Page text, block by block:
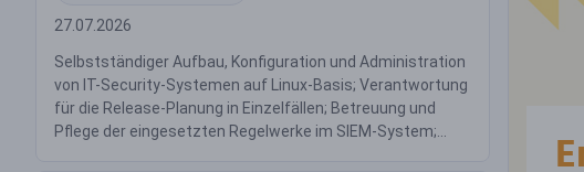
27.07.2026
Selbstständiger Aufbau, Konfiguration und Administration
von IT-Security-Systemen auf Linux-Basis; Verantwortung
für die Release-Planung in Einzelfällen; Betreuung und
Pflege der eingesetzten Regelwerke im SIEM-System;...